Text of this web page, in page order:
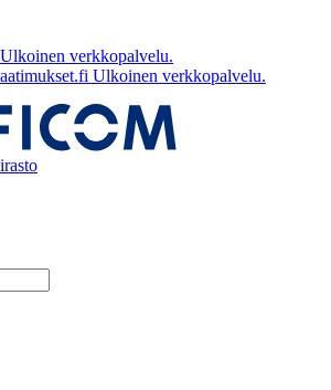
Ulkoinen verkkopalvelu.
Ulkoinen verkkopalvelu.